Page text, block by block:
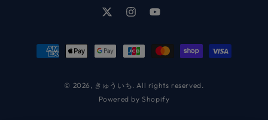
TwitterInstagramYouTube
© 2026, きゅういち. All rights reserved.
Powered by Shopify